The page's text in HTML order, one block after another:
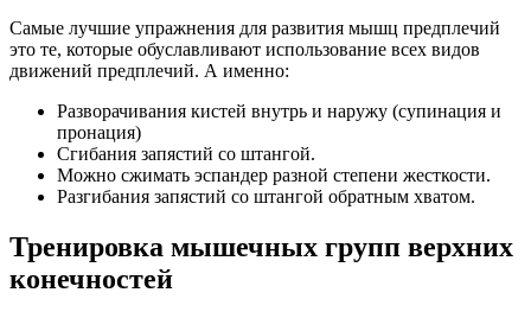
Самые лучшие упражнения для развития мышц предплечий
это те, которые обуславливают использование всех видов
движений предплечий. А именно:
Разворачивания кистей внутрь и наружу (супинация и
пронация)
Сгибания запястий со штангой.
Можно сжимать эспандер разной степени жесткости.
Разгибания запястий со штангой обратным хватом.
Тренировка мышечных групп верхних
конечностей